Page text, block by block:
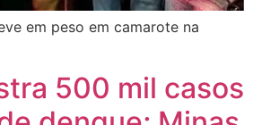
em peso em camarote na
500 mil casos